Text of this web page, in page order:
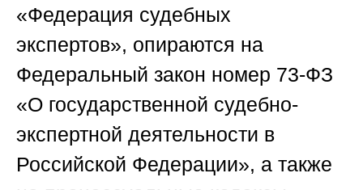
«Федерация судебных
экспертов», опираются на
Федеральный закон номер 73-ФЗ
«О государственной судебно-
экспертной деятельности в
Российской Федерации», а также